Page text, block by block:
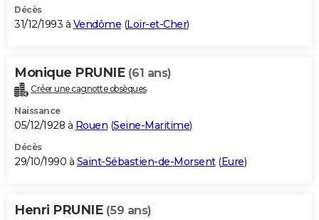
Décès
31/12/1993 à Vendôme (Loir-et-Cher)
Monique PRUNIE (61 ans)
Créer une cagnotte obsèques
Naissance
05/12/1928 à Rouen (Seine-Maritime)
Décès
29/10/1990 à Saint-Sébastien-de-Morsent(Eure)
Henri PRUNIE (59 ans)